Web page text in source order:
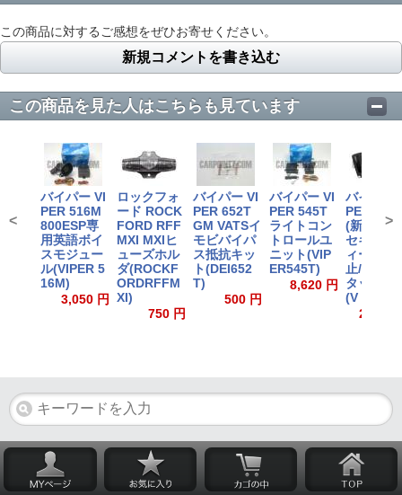
この商品に対するご感想をぜひお寄せください。
新規コメントを書き込む
この商品を見た人はこちらも見ています
バイパー VI
PER 516M
800ESP専
用英語ボイ
スモジュー
ル(VIPER 5
16M)
3,050 円
ロックフォ
ード ROCK
FORD RFF
MXI MXIヒ
ューズホル
ダ(ROCKF
ORDRFFM
XI)
750 円
バイパー VI
PER 652T
GM VATSイ
モビバイパ
ス抵抗キッ
ト(DEI652
T)
500 円
バイパー VI
PER 545T
ライトコン
トロールユ
ニット(VIP
ER545T)
8,620 円
バイパー
PER
(新
セキュリ
ィー/盗難
止/リレー
タック対
(V
23,150
< >